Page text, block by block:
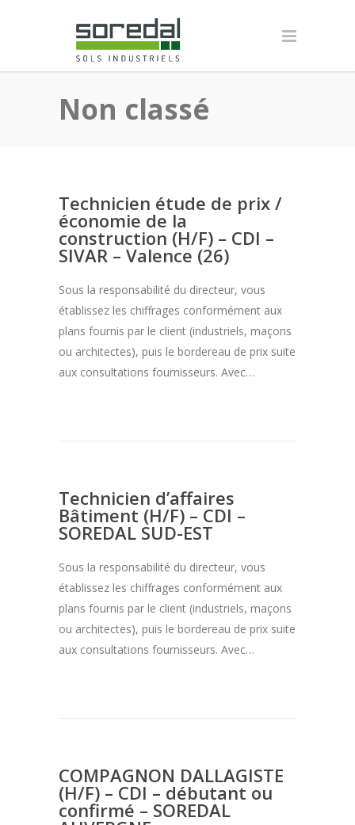
Non classé
Technicien étude de prix /
économie de la
construction (H/F) – CDI –
SIVAR – Valence (26)
Sous la responsabilité du directeur, vous
établissez les chiffrages conformément aux
plans fournis par le client (industriels, maçons
ou architectes), puis le bordereau de prix suite
aux consultations fournisseurs. Avec…
Technicien d’affaires
Bâtiment (H/F) – CDI –
SOREDAL SUD-EST
Sous la responsabilité du directeur, vous
établissez les chiffrages conformément aux
plans fournis par le client (industriels, maçons
ou architectes), puis le bordereau de prix suite
aux consultations fournisseurs. Avec…
COMPAGNON DALLAGISTE
(H/F) – CDI – débutant ou
confirmé – SOREDAL